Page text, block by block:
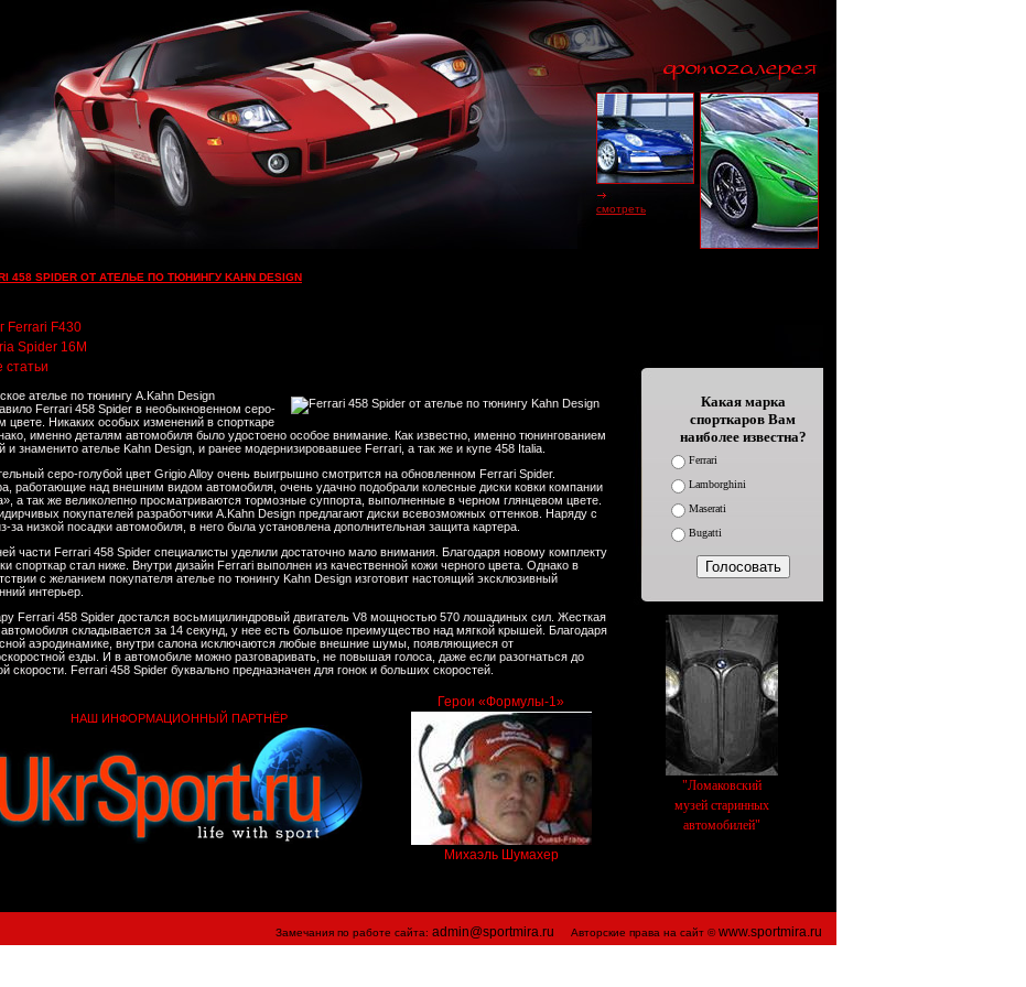
смотреть
458 SPIDER ОТ АТЕЛЬЕ ПО ТЮНИНГУ KAHN DESIGN
Ferrari F430
Spider 16M
статьи
ателье по тюнингу A.Kahn Design
Ferrari 458 Spider в необыкновенном серо-
цвете. Никаких особых изменений в спорткаре
именно деталям автомобиля было удостоено особое внимание. Как известно, именно тюнингованием
и знаменито ателье Kahn Design, и ранее модернизировавшее Ferrari, а так же и купе 458 Italia.
серо-голубой цвет Grigio Alloy очень выигрышно смотрится на обновленном Ferrari Spider.
работающие над внешним видом автомобиля, очень удачно подобрали колесные диски ковки компании
а так же великолепно просматриваются тормозные суппорта, выполненные в черном глянцевом цвете.
покупателей разработчики A.Kahn Design предлагают диски всевозможных оттенков. Наряду с
за низкой посадки автомобиля, в него была установлена дополнительная защита картера.
части Ferrari 458 Spider специалисты уделили достаточно мало внимания. Благодаря новому комплекту
спорткар стал ниже. Внутри дизайн Ferrari выполнен из качественной кожи черного цвета. Однако в
с желанием покупателя ателье по тюнингу Kahn Design изготовит настоящий эксклюзивный
интерьер.
Ferrari 458 Spider достался восьмицилиндровый двигатель V8 мощностью 570 лошадиных сил. Жесткая
складывается за 14 секунд, у нее есть большое преимущество над мягкой крышей. Благодаря
аэродинамике, внутри салона исключаются любые внешние шумы, появляющиеся от
езды. И в автомобиле можно разговаривать, не повышая голоса, даже если разогнаться до
скорости. Ferrari 458 Spider буквально предназначен для гонок и больших скоростей.
НАШ ИНФОРМАЦИОННЫЙ ПАРТНЁР
Герои «Формулы-1»
Михаэль Шумахер
Какая марка
спорткаров Вам
наиболее известна?
Ferrari
Lamborghini
Maserati
Bugatti
"Ломаковский
музей старинных
автомобилей"
Замечания по работе сайта: admin@sportmira.ru Авторские права на сайт ©www.sportmira.ru